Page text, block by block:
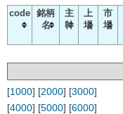
code 銘柄
名
主
幹
上
場
市
場
[1000] [2000] [3000]
[4000] [5000] [6000]